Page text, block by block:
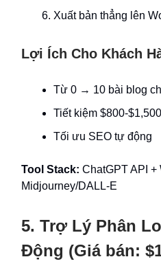
Xuất bản thẳng lên
Lợi Ích Cho Khách
Từ 0 → 10 bài blog
Tiết kiệm $800-
Tối ưu SEO tự động
Tool Stack: ChatGPT API +
Midjourney/DALL-E
5. Trợ Lý Phân
Động (Giá bán: